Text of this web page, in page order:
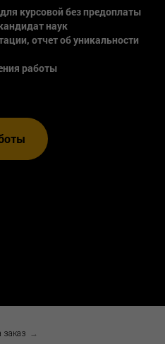
курсовой без предоплаты
наук
отчет об уникальности
работы
заказ →